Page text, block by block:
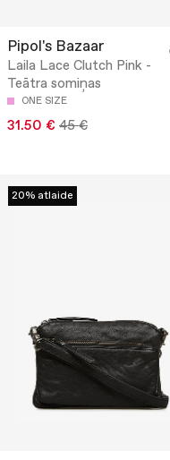
Pipol's Bazaar
Laila Lace Clutch Pink -
Teātra somiņas
ONE SIZE
31.50 € 45 €
20% atlaide